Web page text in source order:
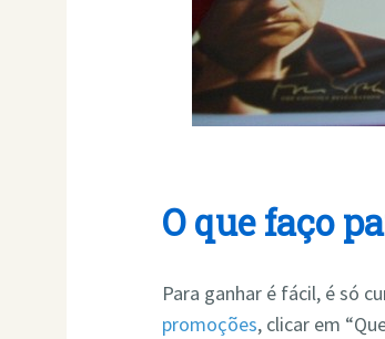
O que faço
Para ganhar é fácil, é só
promoções, clicar em